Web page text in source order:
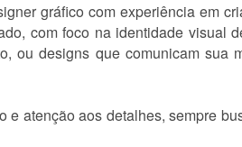
gráfico com experiência em
com foco na identidade visual
ou designs que comunicam sua
e atenção aos detalhes, sempre